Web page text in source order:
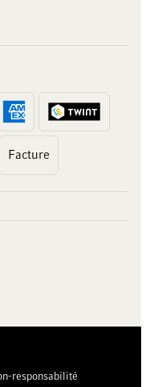
Facture
responsabilité
des offres exclusives,